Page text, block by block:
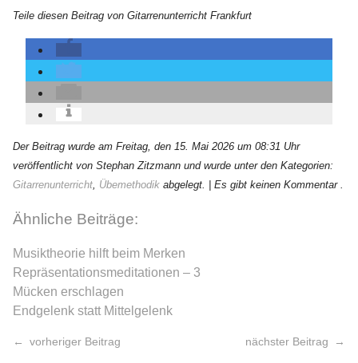
Teile diesen Beitrag von Gitarrenunterricht Frankfurt
Der Beitrag wurde am Freitag, den 15. Mai 2026 um 08:31 Uhr
veröffentlicht von Stephan Zitzmann und wurde unter den Kategorien:
Gitarrenunterricht, Übemethodik abgelegt. | Es gibt keinen Kommentar .
Ähnliche Beiträge:
Musiktheorie hilft beim Merken
Repräsentationsmeditationen – 3
Mücken erschlagen
Endgelenk statt Mittelgelenk
vorheriger Beitrag nächster Beitrag